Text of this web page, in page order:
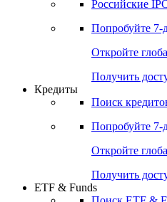
Российские
Попробуйте 7-
Откройте
Получить
Кредиты
Поиск
Попробуйте 7-
Откройте
Получить
ETF & Funds